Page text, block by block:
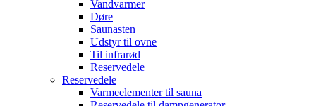
Vandvarmer
Døre
Saunasten
Udstyr til ovne
Til infrarød
Reservedele
Reservedele
Varmeelementer til sauna